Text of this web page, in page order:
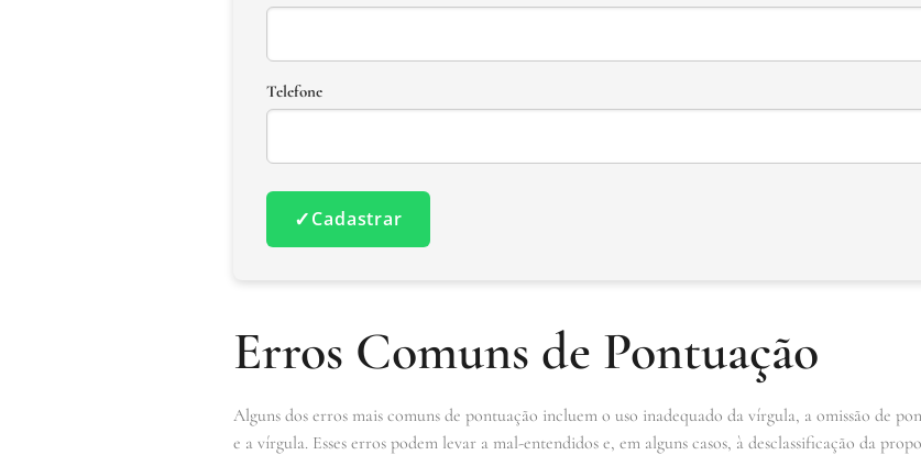
Telefone
✓Cadastrar
Erros Comuns de Pontuação
Alguns dos erros mais comuns de pontuação incluem o uso inadequado da vírgula, a omissão de
e a vírgula. Esses erros podem levar a mal-entendidos e, em alguns casos, à desclassificação da